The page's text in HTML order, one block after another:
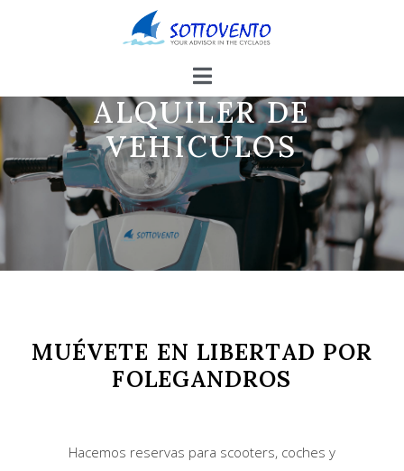
ALQUILER DE
VEHICULOS
MUÉVETE EN LIBERTAD POR
FOLEGANDROS
Hacemos reservas para scooters, coches y